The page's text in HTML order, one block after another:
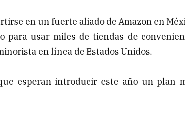
en un fuerte aliado de Amazon en
para usar miles de tiendas de
en línea de Estados Unidos.
esperan introducir este año un plan